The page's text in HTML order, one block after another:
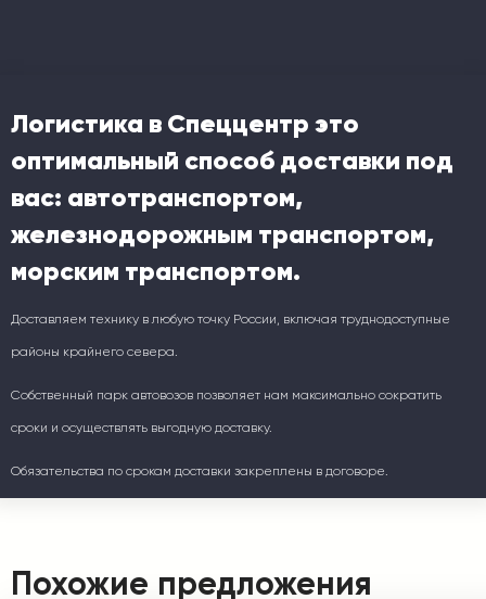
Логистика в Спеццентр это
оптимальный способ доставки под
вас: автотранспортом,
железнодорожным транспортом,
морским транспортом.
Доставляем технику в любую точку России, включая труднодоступные
районы крайнего севера.
Собственный парк автовозов позволяет нам максимально сократить
сроки и осуществлять выгодную доставку.
Обязательства по срокам доставки закреплены в договоре.
Похожие предложения